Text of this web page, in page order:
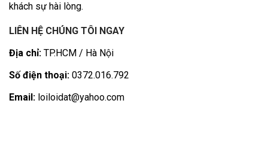
khách sự hài lòng.
LIÊN HỆ CHÚNG TÔI NGAY
Địa chỉ: TP.HCM / Hà Nội
Số điện thoại: 0372.016.792
Email: loiloidat@yahoo.com